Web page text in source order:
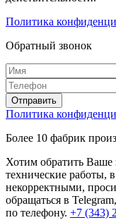
Политика
Обратный звонок
Политика
Более 10 фабрик
Хотим обратить Ваше
технические работы,
некорректными,
обращаться в
по телефону. +7 (343)